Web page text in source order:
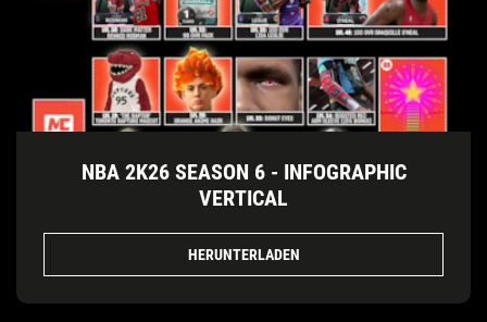
NBA 2K26 SEASON 6 - INFOGRAPHIC
VERTICAL
HERUNTERLADEN